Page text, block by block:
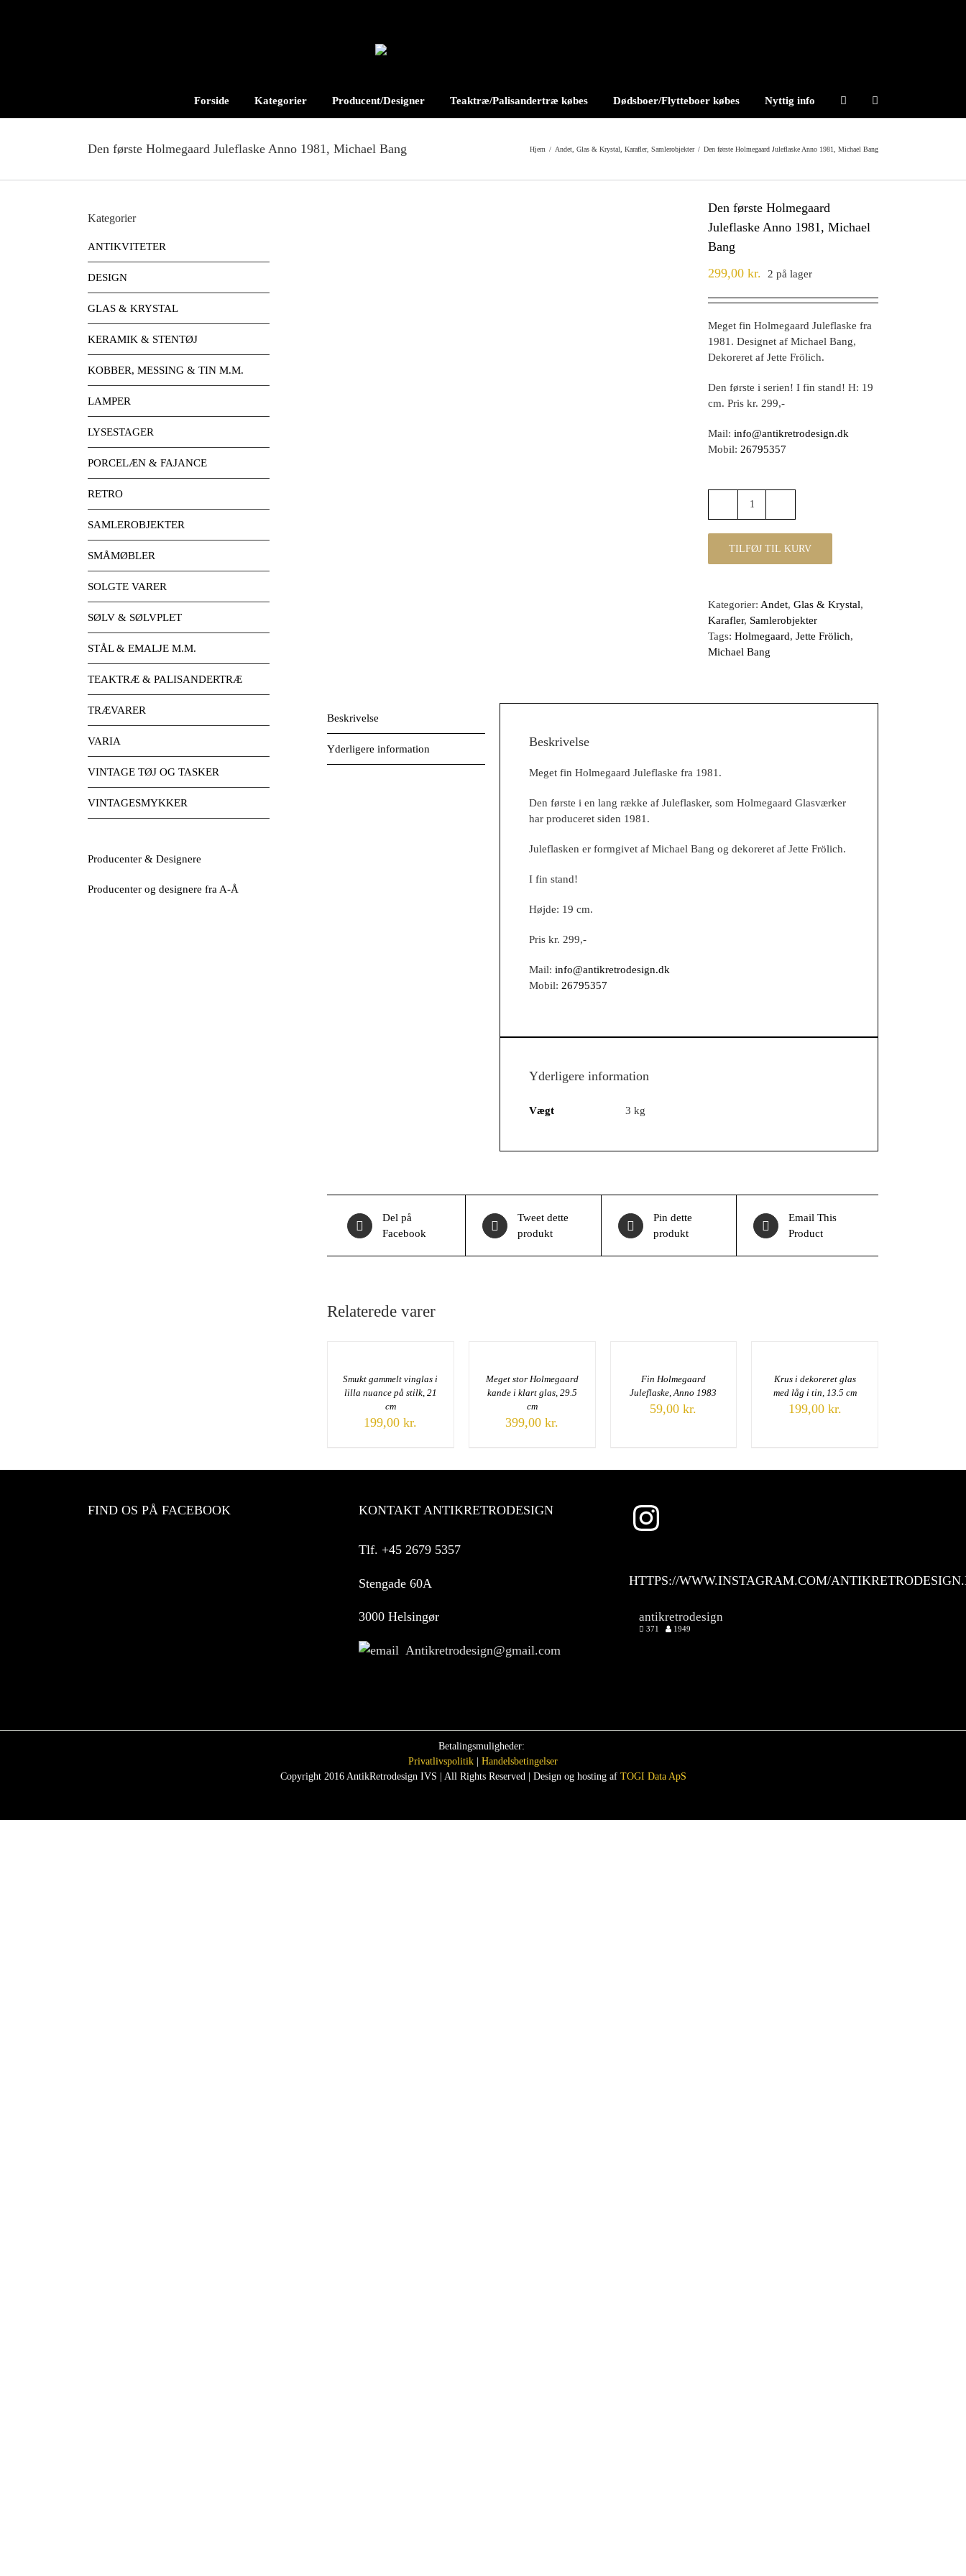
Forside Kategorier Producent/Designer Teaktræ/Palisandertræ købes Dødsboer/Flytteboer købes Nyttig info
Den første Holmegaard Juleflaske Anno 1981, Michael Bang Hjem / Andet Glas & Krystal Karafler, Samlerobjekter / Den første Holmegaard Juleflaske Anno 1981, Michael Bang
Den første Holmegaard
Juleflaske Anno 1981, Michael
Bang
299,00 kr. 2 på lager
Meget fin Holmegaard Juleflaske fra
1981. Designet af Michael Bang,
Dekoreret af Jette Frölich.
Den første i serien! I fin stand! H: 19
cm. Pris kr. 299,-
Mail: info@antikretrodesign.dk
Mobil: 26795357
Den
Holmegaard
Michael
Bang
antal
TILFØJ TIL KURV
Kategorier: Andet, Glas & Krystal,
Karafler, Samlerobjekter
Tags: Holmegaard, Jette Frölich,
Michael Bang
Beskrivelse
Yderligere information Beskrivelse
Meget fin Holmegaard Juleflaske fra 1981.
Den første i en lang række af Juleflasker, som Holmegaard Glasværker
har produceret siden 1981.
Juleflasken er formgivet af Michael Bang og dekoreret af Jette Frölich.
I fin stand!
Højde: 19 cm.
Pris kr. 299,-
Mail: info@antikretrodesign.dk
Mobil: 26795357
Yderligere information
Vægt 3 kg
Del på
Facebook
Tweet dette
produkt
Pin dette
produkt
Email This
Product
Relaterede varer
Smukt gammelt vinglas i
lilla nuance på stilk, 21
cm
199,00kr.
Meget stor Holmegaard
kande i klart glas, 29.5
cm
399,00kr.
Fin Holmegaard
Juleflaske, Anno 1983
59,00kr.
Krus i dekoreret glas
med låg i tin, 13.5 cm
199,00 kr.
Kategorier
ANTIKVITETER
DESIGN
GLAS & KRYSTAL
KERAMIK & STENTØJ
KOBBER, MESSING & TIN M.M.
LAMPER
LYSESTAGER
PORCELÆN & FAJANCE
RETRO
SAMLEROBJEKTER
SMÅMØBLER
SOLGTE VARER
SØLV & SØLVPLET
STÅL & EMALJE M.M.
TEAKTRÆ & PALISANDERTRÆ
TRÆVARER
VARIA
VINTAGE TØJ OG TASKER
VINTAGESMYKKER
Producenter & Designere
Producenter og designere fra A-Å
FIND OS PÅ FACEBOOK KONTAKT ANTIKRETRODESIGN
Tlf. +45 2679 5357
Stengade 60A
3000 Helsingør
Antikretrodesign@gmail.com
HTTPS://WWW.INSTAGRAM.COM/
antikretrodesign
371 1949
Betalingsmuligheder:
Privatlivspolitik
Handelsbetingelser
Copyright 2016 AntikRetrodesign IVS | All Rights Reserved | Design og hosting af TOGI Data ApS